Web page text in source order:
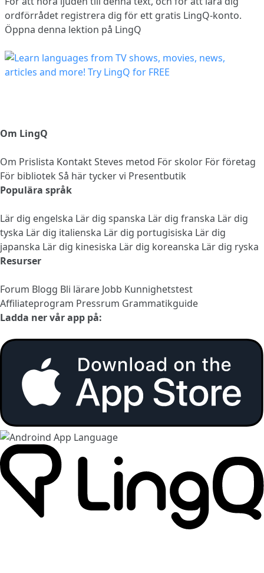
ordförrådet registrera dig för ett gratis LingQ-konto.
Öppna denna lektion på LingQ
Om LingQ
Om Prislista KontaktSteves metod För skolor För företag
För bibliotek Så här tycker vi Presentbutik
Populära språk
Lär dig engelska Lär dig spanska Lär dig franska Lär dig
tyska Lär dig italienska Lär dig portugisiska Lär dig
japanska Lär dig kinesiska Lär dig koreanska Lär dig ryska
Resurser
Forum Blogg Bli lärare Jobb Kunnighetstest
Affiliateprogram Pressrum Grammatikguide
Ladda ner vår app på: